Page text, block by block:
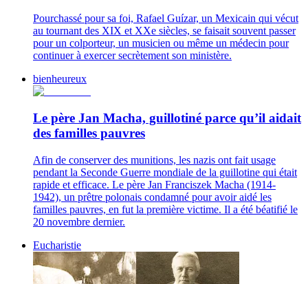
Pourchassé pour sa foi, Rafael Guízar, un Mexicain qui vécut
au tournant des XIX et XXe siècles, se faisait souvent passer
pour un colporteur, un musicien ou même un médecin pour
continuer à exercer secrètement son ministère.
bienheureux
Le père Jan Macha, guillotiné parce qu’il aidait
des familles pauvres
Afin de conserver des munitions, les nazis ont fait usage
pendant la Seconde Guerre mondiale de la guillotine qui était
rapide et efficace. Le père Jan Franciszek Macha (1914-
1942), un prêtre polonais condamné pour avoir aidé les
familles pauvres, en fut la première victime. Il a été béatifié le
20 novembre dernier.
Eucharistie